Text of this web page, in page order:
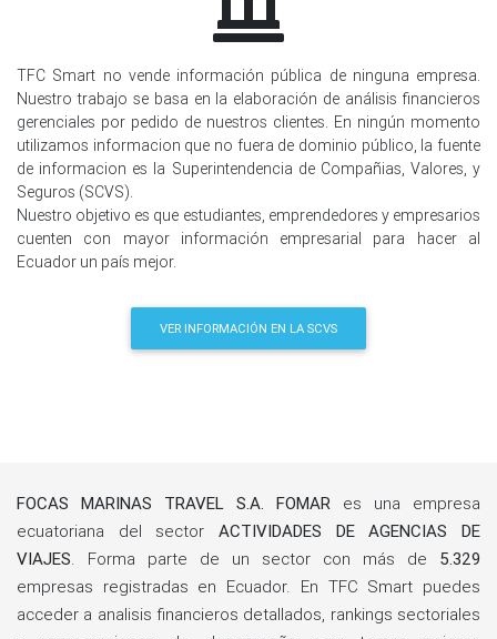
TFC Smart no vende información pública de ninguna empresa.
Nuestro trabajo se basa en la elaboración de análisis financieros
gerenciales por pedido de nuestros clientes. En ningún momento
utilizamos informacion que no fuera de dominio público, la fuente
de informacion es la Superintendencia de Compañias, Valores, y
Seguros (SCVS).
Nuestro objetivo es que estudiantes, emprendedores y empresarios
cuenten con mayor información empresarial para hacer al
Ecuador un país mejor.
VER INFORMACIÓN EN LA SCVS
FOCAS MARINAS TRAVEL S.A. FOMAR es una empresa
ecuatoriana del sector ACTIVIDADES DE AGENCIAS DE
VIAJES. Forma parte de un sector con más de 5.329
empresas registradas en Ecuador. En TFC Smart puedes
acceder a analisis financieros detallados, rankings sectoriales